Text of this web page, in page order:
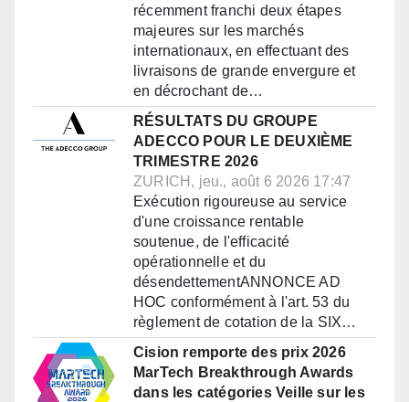
récemment franchi deux étapes
majeures sur les marchés
internationaux, en effectuant des
livraisons de grande envergure et
en décrochant de…
RÉSULTATS DU GROUPE
ADECCO POUR LE DEUXIÈME
TRIMESTRE 2026
ZURICH, jeu., août 6 2026 17:47
Exécution rigoureuse au service
d'une croissance rentable
soutenue, de l'efficacité
opérationnelle et du
désendettementANNONCE AD
HOC conformément à l'art. 53 du
règlement de cotation de la SIX…
Cision remporte des prix 2026
MarTech Breakthrough Awards
dans les catégories Veille sur les